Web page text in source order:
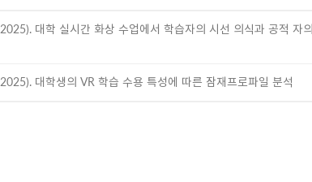
대학 실시간 화상 수업에서 학습자의 시선 의식과 공적 자
대학생의 VR 학습 수용 특성에 따른 잠재프로파일 분석